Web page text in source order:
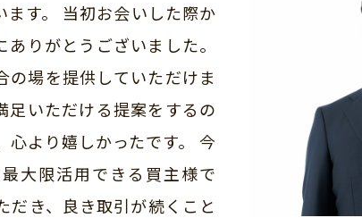
す。 当初お会いした際か
りがとうございました。
場を提供していただけま
足いただける提案をするの
心より嬉しかったです。 今
大限活用できる買主様で
だき、良き取引が続くこと